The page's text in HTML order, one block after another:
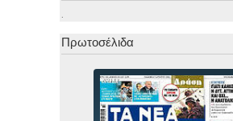
.
Πρωτοσέλιδα